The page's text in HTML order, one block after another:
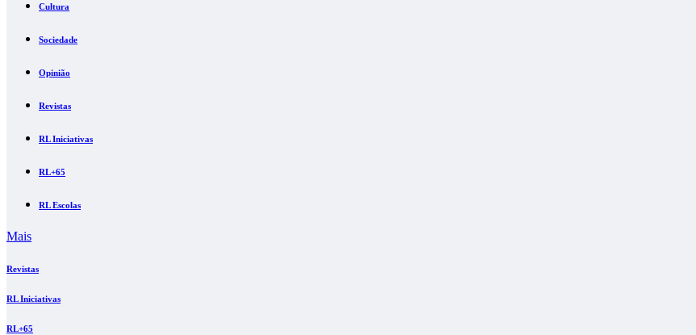
Cultura
Sociedade
Opinião
Revistas
RL Iniciativas
RL+65
RL Escolas
Mais
Revistas
RL Iniciativas
RL+65